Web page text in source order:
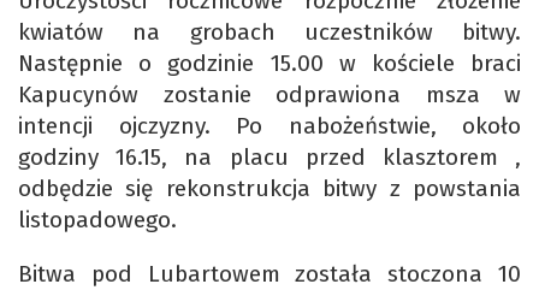
kwiatów na grobach uczestników bitwy.
Następnie o godzinie 15.00 w kościele braci
Kapucynów zostanie odprawiona msza w
intencji ojczyzny. Po nabożeństwie, około
godziny 16.15, na placu przed klasztorem ,
odbędzie się rekonstrukcja bitwy z powstania
listopadowego.
Bitwa pod Lubartowem została stoczona 10